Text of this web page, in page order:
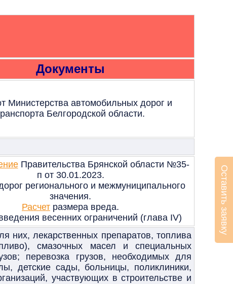
Документы
Министерства автомобильных дорог и
Белгородской области.
Правительства Брянской области №35-
п от 30.01.2023.
регионального и межмуниципального
значения.
Расчет размера вреда.
весенних ограничений (глава IV)
них, лекарственных препаратов, топлива
смазочных масел и специальных
перевозка грузов, необходимых для
детские сады, больницы, поликлиники,
участвующих в строительстве и
Оставить заявку